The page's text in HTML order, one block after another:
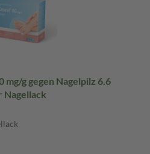
g gegen Nagelpilz 6.6